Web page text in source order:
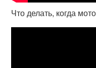
Что делать, когда